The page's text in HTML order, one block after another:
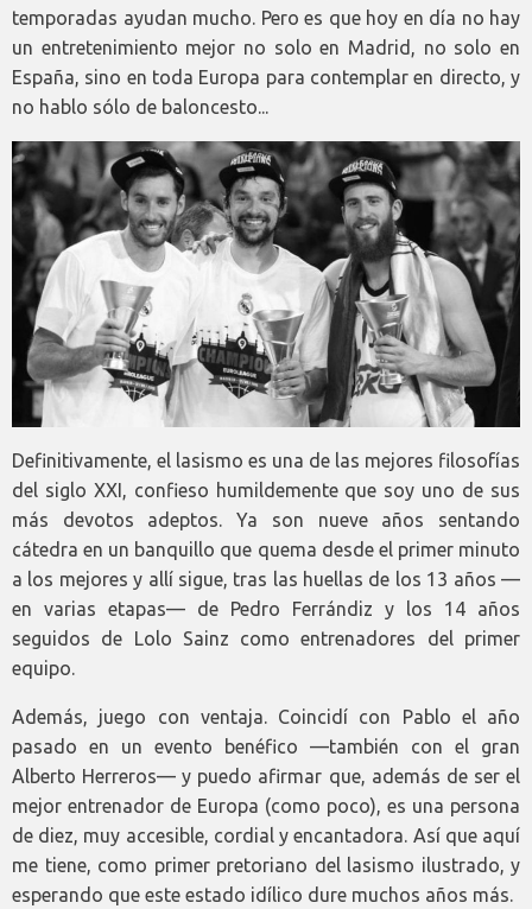
temporadas ayudan mucho. Pero es que hoy en día no hay
un entretenimiento mejor no solo en Madrid, no solo en
España, sino en toda Europa para contemplar en directo, y
no hablo sólo de baloncesto...
Definitivamente, el lasismo es una de las mejores filosofías
del siglo XXI, confieso humildemente que soy uno de sus
más devotos adeptos. Ya son nueve años sentando
cátedra en un banquillo que quema desde el primer minuto
a los mejores y allí sigue, tras las huellas de los 13 años —
en varias etapas— de Pedro Ferrándiz y los 14 años
seguidos de Lolo Sainz como entrenadores del primer
equipo.
Además, juego con ventaja. Coincidí con Pablo el año
pasado en un evento benéfico —también con el gran
Alberto Herreros— y puedo afirmar que, además de ser el
mejor entrenador de Europa (como poco), es una persona
de diez, muy accesible, cordial y encantadora. Así que aquí
me tiene, como primer pretoriano del lasismo ilustrado, y
esperando que este estado idílico dure muchos años más.